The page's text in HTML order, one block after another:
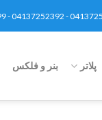
پلاتر بنر و فلکس